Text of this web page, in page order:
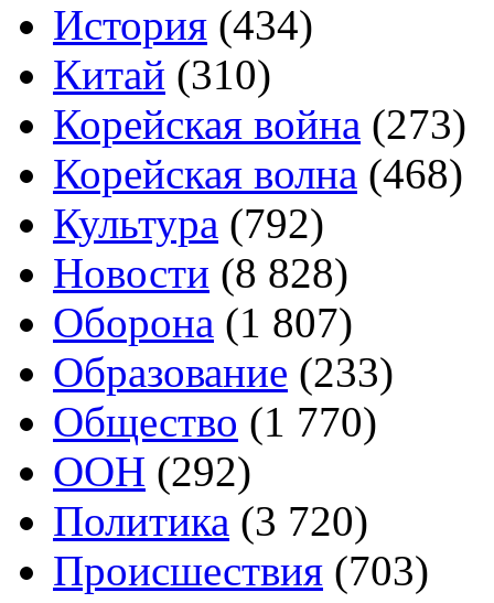
История (434)
Китай (310)
Корейская война (273)
Корейская волна (468)
Культура (792)
Новости (8 828)
Оборона (1 807)
Образование (233)
Общество (1 770)
ООН (292)
Политика (3 720)
Происшествия (703)